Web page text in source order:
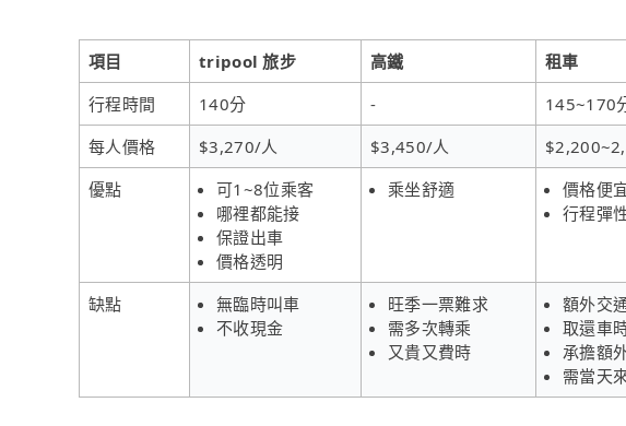
項目 tripool 旅步 高鐵 租車
行程時間
140分 - 145~170
每人價格
$3,270/人 $3,450/人
優點
可1~8位乘客
哪裡都能接
保證出車
價格透明
乘坐舒適
價格便
行程彈
缺點
無臨時叫車
不收現金
旺季一票難求
需多次轉乘
又貴又費時
額外交
取還車
承擔額
需當天